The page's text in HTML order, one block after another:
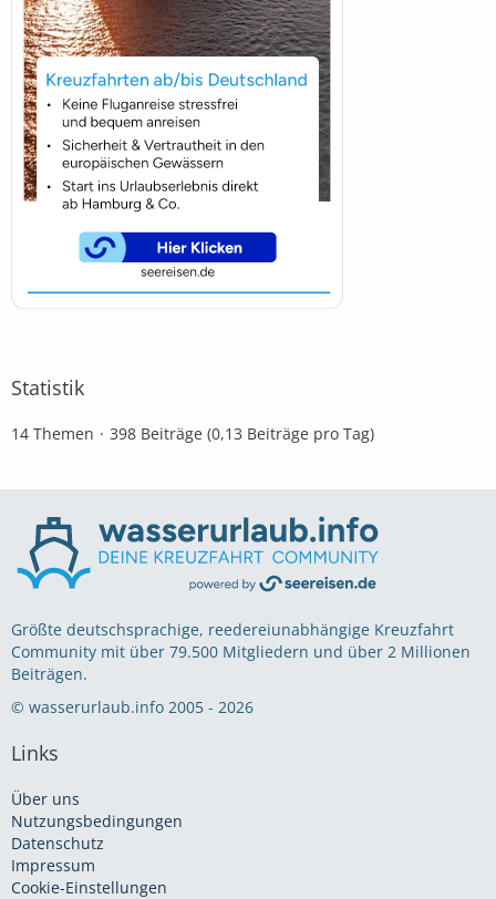
Statistik
14 Themen 398 Beiträge (0,13 Beiträge pro Tag)
Größte deutschsprachige, reedereiunabhängige Kreuzfahrt
Community mit über 79.500 Mitgliedern und über 2 Millionen
Beiträgen.
© wasserurlaub.info 2005 - 2026
Links
Über uns
Nutzungsbedingungen
Datenschutz
Impressum
Cookie-Einstellungen